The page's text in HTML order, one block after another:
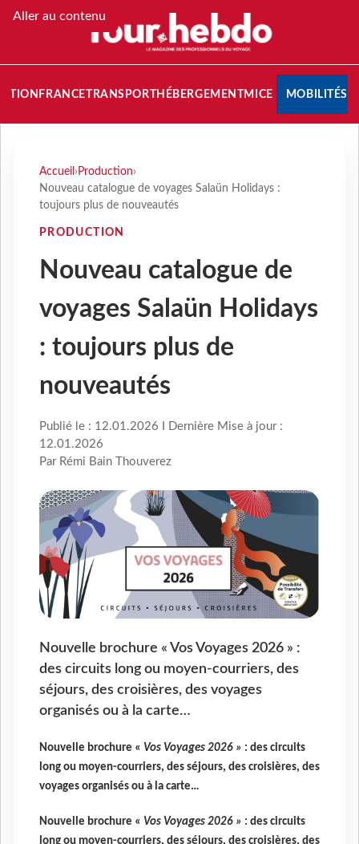
Aller au contenu
FRANCETRANSPORT HÉBERGEMENTMICE MOBILITÉS
Accueil › Production›
Nouveau catalogue de voyages Salaün Holidays :
toujours plus de nouveautés
PRODUCTION
Nouveau catalogue de
voyages Salaün Holidays
: toujours plus de
nouveautés
Publié le : 12.01.2026 I Dernière Mise à jour :
12.01.2026
Par Rémi Bain Thouverez
Nouvelle brochure « Vos Voyages 2026 » :
des circuits long ou moyen-courriers, des
séjours, des croisières, des voyages
organisés ou à la carte…
Nouvelle brochure « Vos Voyages 2026 » : des circuits
long ou moyen-courriers, des séjours, des croisières, des
voyages organisés ou à la carte…
Nouvelle brochure « Vos Voyages 2026 » : des circuits
long ou moyen-courriers, des séjours, des croisières, des